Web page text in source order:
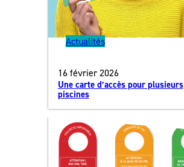
Actualités
16 février 2026
Une carte d’accès pour plusieurs
piscines